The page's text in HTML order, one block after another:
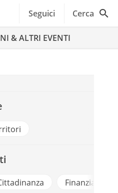
Seguici Cerca
& ALTRI EVENTI
Finanziamenti